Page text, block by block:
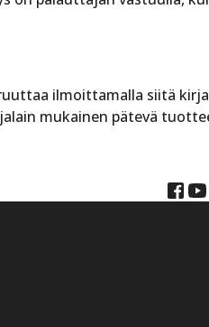
ilmoittamalla siitä
mukainen pätevä